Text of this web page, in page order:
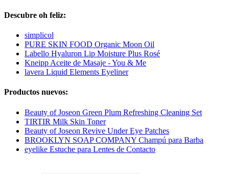
Descubre oh feliz:
simplicol
PURE SKIN FOOD Organic Moon Oil
Labello Hyaluron Lip Moisture Plus Rosé
Kneipp Aceite de Masaje - You & Me
lavera Liquid Elements Eyeliner
Productos nuevos:
Beauty of Joseon Green Plum Refreshing Cleaning Set
TIRTIR Milk Skin Toner
Beauty of Joseon Revive Under Eye Patches
BROOKLYN SOAP COMPANY Champú para Barba
eyelike Estuche para Lentes de Contacto